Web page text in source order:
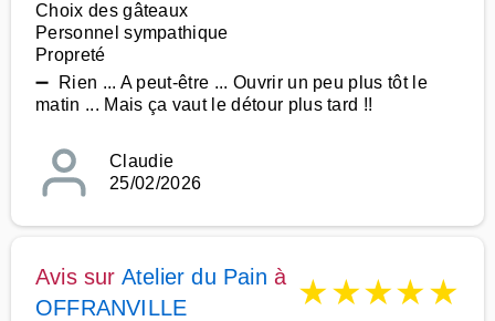
Choix des gâteaux
Personnel sympathique
Propreté
➖ Rien ... A peut-être ... Ouvrir un peu plus tôt le
matin ... Mais ça vaut le détour plus tard !!
Claudie
25/02/2026
Avis sur Atelier du Pain à
OFFRANVILLE
★★★★★